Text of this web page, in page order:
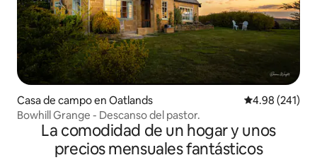
Casa de campo en Oatlands Calificación
4.98 (241)
Bowhill Grange - Descanso del pastor.
La comodidad de un hogar y unos
precios mensuales fantásticos